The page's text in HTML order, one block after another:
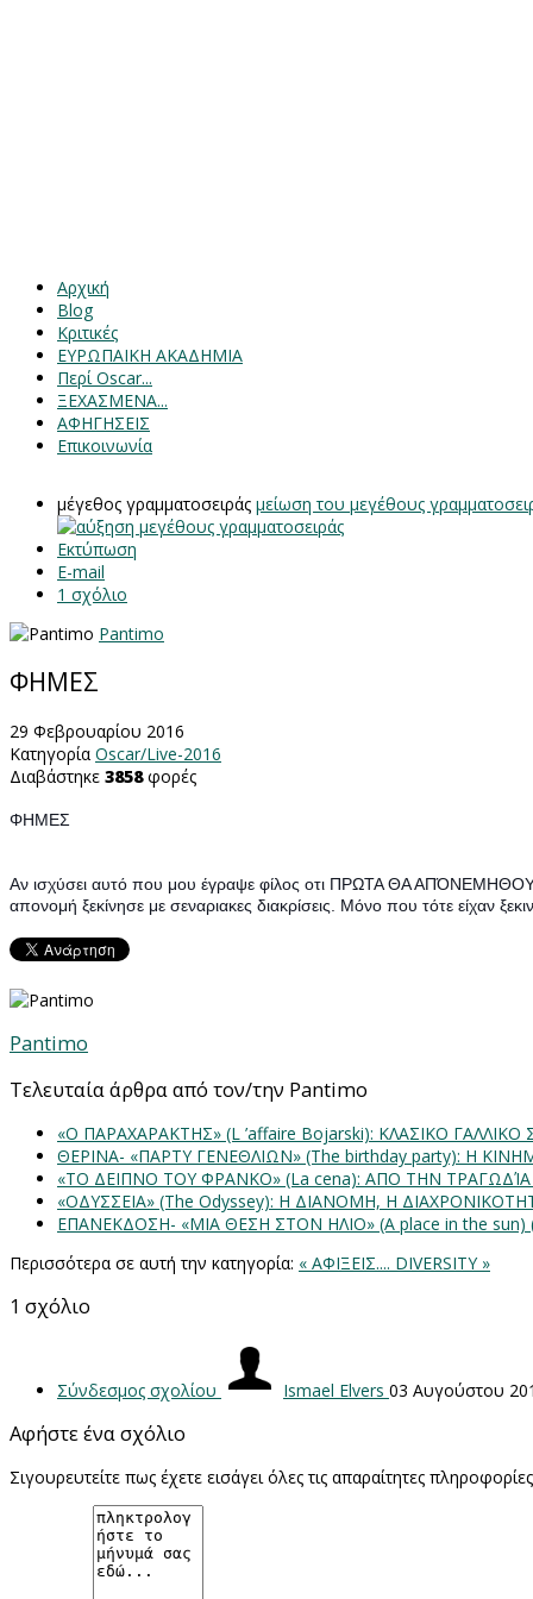
Αρχική
Blog
Κριτικές
ΕΥΡΩΠΑΙΚΗ ΑΚΑΔΗΜΙΑ
Περί Oscar...
ΞΕΧΑΣΜΕΝΑ...
ΑΦΗΓΗΣΕΙΣ
Επικοινωνία
μέγεθος γραμματοσειράς μείωση του μεγέθους
Εκτύπωση
E-mail
1 σχόλιο
Pantimo
ΦΗΜΕΣ
29 Φεβρουαρίου 2016
Κατηγορία Oscar/Live-2016
Διαβάστηκε 3858φορές
ΦΗΜΕΣ
Αν ισχύσει αυτό που μου έγραψε φίλος οτι ΠΡΩΤΑ ΘΑ
απονομή ξεκίνησε με σεναριακες διακρίσεις. Μόνο που τότε είχαν
Pantimo
Τελευταία άρθρα από τον/την Pantimo
«Ο ΠΑΡΑΧΑΡΑΚΤΗΣ» (L ’affaire Bojarski): ΚΛΑΣΙΚΟ ΓΑΛΛΙΚΟ
ΘΕΡΙΝΑ- «ΠΑΡΤΥ ΓΕΝΕΘΛΙΩΝ» (The birthday party): H
«ΤΟ ΔΕΙΠΝΟ ΤΟΥ ΦΡΑΝΚΟ» (La cena): ΑΠΟ ΤΗΝ
«ΟΔΥΣΣΕΙΑ» (The Odyssey): Η ΔΙΑΝΟΜΗ, Η
ΕΠΑΝΕΚΔΟΣΗ- «ΜΙΑ ΘΕΣΗ ΣΤΟΝ ΗΛΙΟ» (Α place in the
Περισσότερα σε αυτή την κατηγορία: « ΑΦΙΞΕΙΣ.... DIVERSITY »
1 σχόλιο
Σύνδεσμος σχολίου Ismael Elvers 03 Αυγούστου
Αφήστε ένα σχόλιο
Σιγουρευτείτε πως έχετε εισάγει όλες τις απαραίτητες